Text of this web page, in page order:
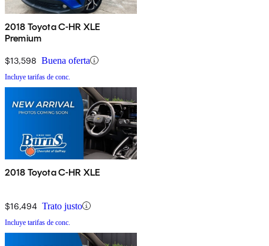
2018 Toyota C-HR XLE
Premium
$13,598 Buena oferta
Incluye tarifas de conc.
2018 Toyota C-HR XLE
$16,494 Trato justo
Incluye tarifas de conc.